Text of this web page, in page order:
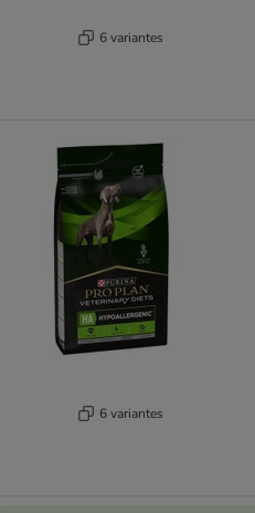
6 variantes
6 variantes